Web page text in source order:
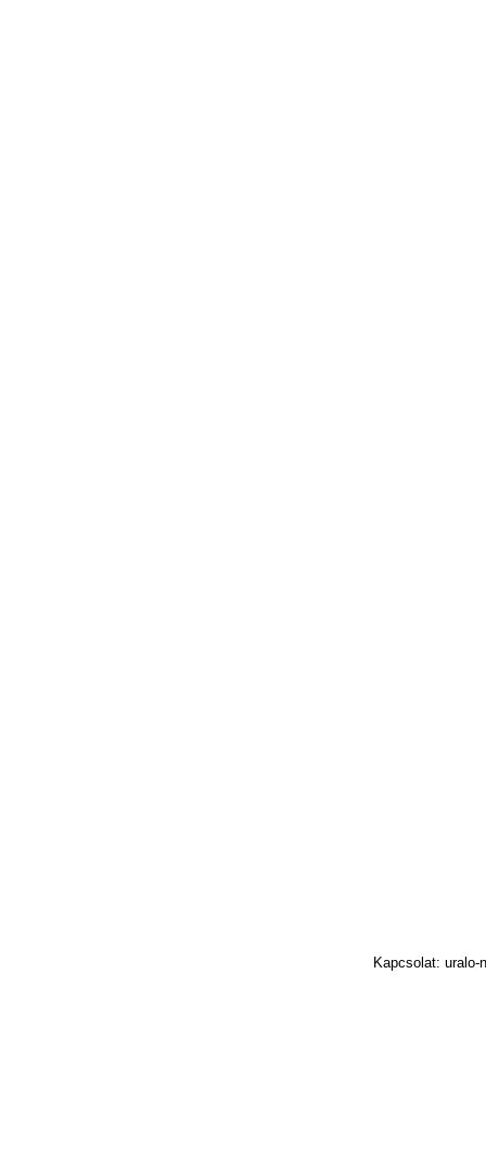
Kapcsolat: uralo-